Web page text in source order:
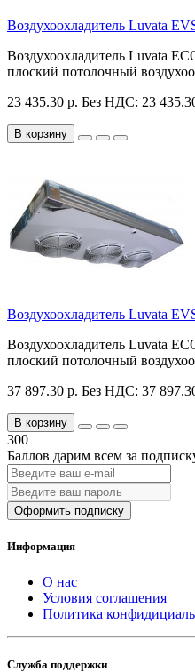
Воздухоохладитель Luvata
Воздухоохладитель Luvata
плоский потолочный
23 435.30 р. Без НДС: 23
В корзину
Воздухоохладитель Luvata
Воздухоохладитель Luvata
плоский потолочный
37 897.30 р. Без НДС: 37
В корзину
300
Баллов дарим всем за
Оформить подписку
Информация
О нас
Условия соглашения
Политика
Служба поддержки